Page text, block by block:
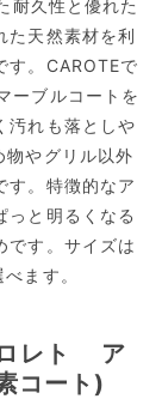
耐久性と優れた
天然素材を利
す。CAROTEで
ーブルコートを
汚れも落としや
やグリル以外
す。特徴的なア
っと明るくなる
です。サイズは
す。
レト ア
コート)